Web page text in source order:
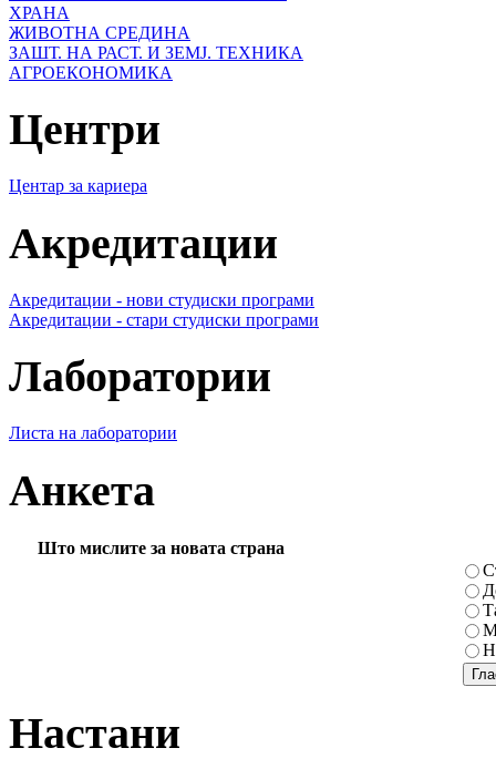
ХРАНА
ЖИВОТНА СРЕДИНА
ЗАШТ. НА РАСТ. И ЗЕМЈ. ТЕХНИКА
АГРОЕКОНОМИКА
Центри
Центар за кариера
Акредитации
Акредитации - нови студиски програми
Акредитации - стари студиски програми
Лаборатории
Листа на лаборатории
Анкета
Што мислите за новата страна
Настани